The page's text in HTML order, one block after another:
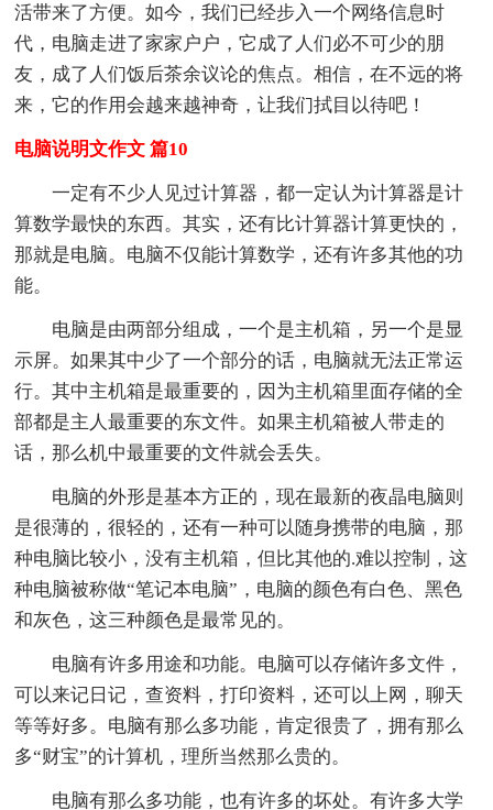
活带来了方便。如今，我们已经步入一个网络信息时
代，电脑走进了家家户户，它成了人们必不可少的朋
友，成了人们饭后茶余议论的焦点。相信，在不远的将
来，它的作用会越来越神奇，让我们拭目以待吧！
电脑说明文作文 篇10
一定有不少人见过计算器，都一定认为计算器是计
算数学最快的东西。其实，还有比计算器计算更快的，
那就是电脑。电脑不仅能计算数学，还有许多其他的功
能。
电脑是由两部分组成，一个是主机箱，另一个是显
示屏。如果其中少了一个部分的话，电脑就无法正常运
行。其中主机箱是最重要的，因为主机箱里面存储的全
部都是主人最重要的东文件。如果主机箱被人带走的
话，那么机中最重要的文件就会丢失。
电脑的外形是基本方正的，现在最新的夜晶电脑则
是很薄的，很轻的，还有一种可以随身携带的电脑，那
种电脑比较小，没有主机箱，但比其他的.难以控制，这
种电脑被称做“笔记本电脑”，电脑的颜色有白色、黑色
和灰色，这三种颜色是最常见的。
电脑有许多用途和功能。电脑可以存储许多文件，
可以来记日记，查资料，打印资料，还可以上网，聊天
等等好多。电脑有那么多功能，肯定很贵了，拥有那么
多“财宝”的计算机，理所当然那么贵的。
电脑有那么多功能，也有许多的坏处。有许多大学